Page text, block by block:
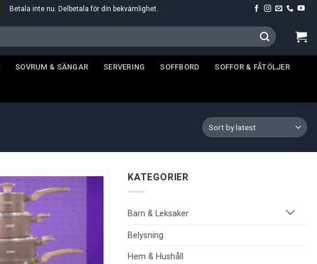
Betala inte nu. Delbetala för din bekvämlighet.
SOVRUM & SÄNGAR SERVERING SOFFBORD SOFFOR & FÅTÖLJER
KATEGORIER
Barn & Leksaker
Belysning
Hem & Hushåll